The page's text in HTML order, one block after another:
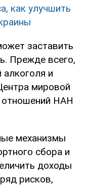
как улучшить
заставить
Прежде всего,
алкоголя и
мировой
НАН
механизмы
сбора и
доходы
рисков,